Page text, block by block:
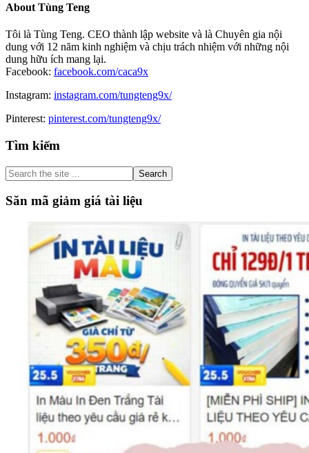
About Tùng Teng
Tôi là Tùng Teng. CEO thành lập website và là Chuyên gia nội
dung với 12 năm kinh nghiệm và chịu trách nhiệm với những nội
dung hữu ích mang lại.
Facebook: facebook.com/caca9x
Instagram: instagram.com/tungteng9x/
Pinterest: pinterest.com/tungteng9x/
Primary
Sidebar
Tìm kiếm
Search
the
site
...
Săn mã giảm giá tài liệu